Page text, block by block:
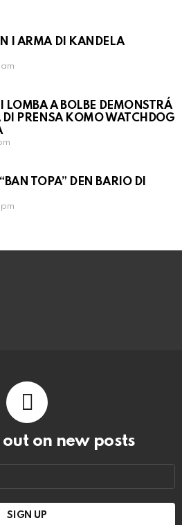
I ARMA DI KANDELA
LOMBA A BOLBE DEMONSTRÁ
DI PRENSA KOMO WATCHDOG
TOPA” DEN BARIO DI
out on new posts